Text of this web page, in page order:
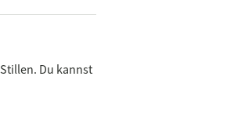
Du kannst